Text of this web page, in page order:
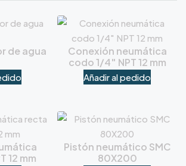
de agua
Conexión neumática
codo 1/4″ NPT 12 mm
Añadir al pedido
12 mm
Pistón neumático SMC
80X200